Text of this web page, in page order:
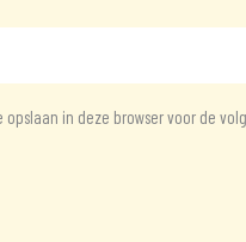
opslaan in deze browser voor de